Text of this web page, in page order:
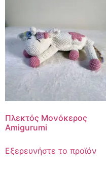
Πλεκτός Μονόκερος
Amigurumi
Εξερευνήστε το προϊόν